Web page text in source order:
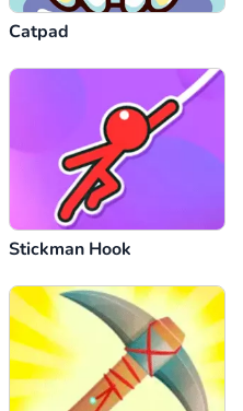
Catpad
Stickman Hook